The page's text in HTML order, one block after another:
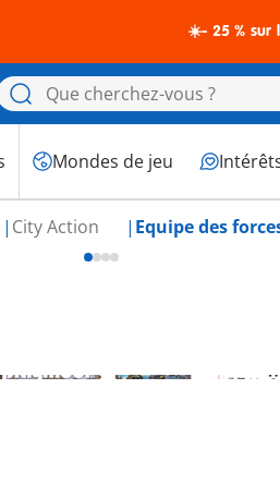
☀️- 25 % sur
Mondes de jeu
City Action Equipe des